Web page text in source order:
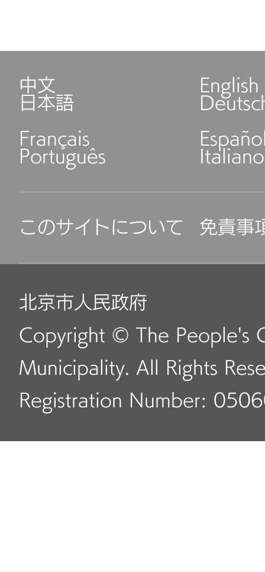
中文 English
日本語
Français
Português Italiano
このサイトについて 免責事
北京市人民政府
Copyright © The People's
Municipality. All Rights
Registration Number: